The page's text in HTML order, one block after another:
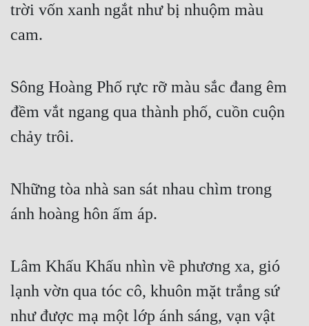
trời vốn xanh ngắt như bị nhuộm màu
cam.
Sông Hoàng Phố rực rỡ màu sắc đang êm
đềm vắt ngang qua thành phố, cuồn cuộn
chảy trôi.
Những tòa nhà san sát nhau chìm trong
ánh hoàng hôn ấm áp.
Lâm Khấu Khấu nhìn về phương xa, gió
lạnh vờn qua tóc cô, khuôn mặt trắng sứ
như được mạ một lớp ánh sáng, vạn vật